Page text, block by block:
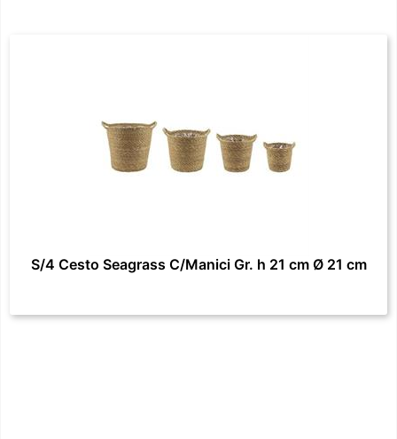
S/4 Cesto Seagrass C/Manici Gr. h 21 cm Ø 21 cm